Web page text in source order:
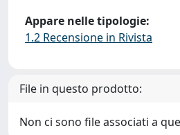
Appare nelle tipologie:
1.2 Recensione in Rivista
File in questo prodotto:
Non ci sono file associati a